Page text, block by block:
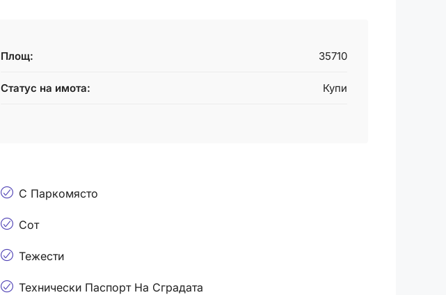
Площ: 35710
Статус на имота: Купи
С Паркомясто
Сот
Тежести
Технически Паспорт На Сградата